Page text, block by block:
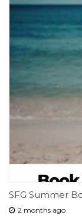
SFG Summer
2 months ago